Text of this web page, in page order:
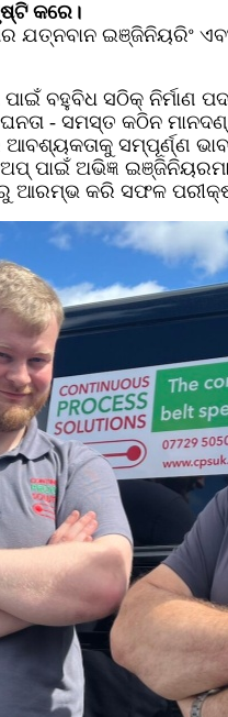
କରେ।
ଇଞ୍ଜିନିୟରିଂ ଏବଂ
ବହୁବିଧ ସଠିକ୍ ନିର୍ମାଣ
- ସମସ୍ତ କଠିନ
ସମ୍ପୂର୍ଣ୍ଣ
ପାଇଁ ଅଭିଜ୍ଞ
ଆରମ୍ଭ କରି ସଫଳ